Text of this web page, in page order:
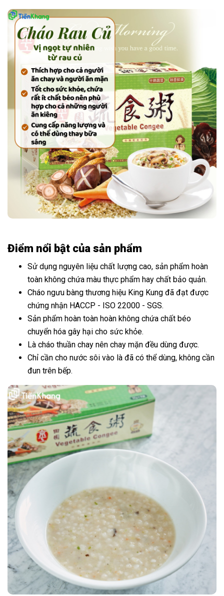
Điểm nổi bật của sản phẩm
Sử dụng nguyên liệu chất lượng cao, sản phẩm hoàn
toàn không chứa màu thực phẩm hay chất bảo quản.
Cháo ngưu bàng thương hiệu King Kung đã đạt được
chứng nhận HACCP - ISO 22000 - SGS.
Sản phẩm hoàn toàn hoàn không chứa chất béo
chuyển hóa gây hại cho sức khỏe.
Là cháo thuần chay nên chay mặn đều dùng được.
Chỉ cần cho nước sôi vào là đã có thể dùng, không cần
đun trên bếp.